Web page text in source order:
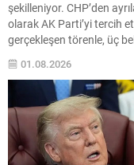
şekilleniyor. CHP’den
olarak AK Parti’yi tercih
gerçekleşen törenle, üç
ve partinin İstanbul
CHP’den ayrılarak AK
01.08.2026